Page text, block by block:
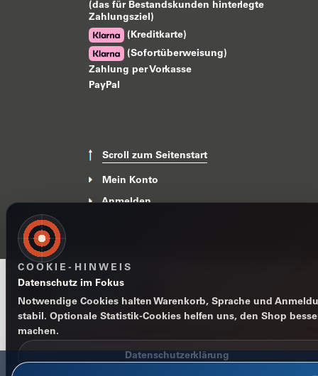
(das für Bestandskunden hinterlegte
Zahlungsziel)
(Kreditkarte)
(Sofortüberweisung)
Zahlung per Vorkasse
PayPal
Scroll zum Seitenstart
Mein Konto
Anmelden
Impressum
COOKIE-HINWEIS
Datenschutz im Fokus
Notwendige Cookies halten Warenkorb, Sprache und
stabil. Optionale Statistik-Cookies helfen uns, den Shop
machen.
Datenschutzerklärung